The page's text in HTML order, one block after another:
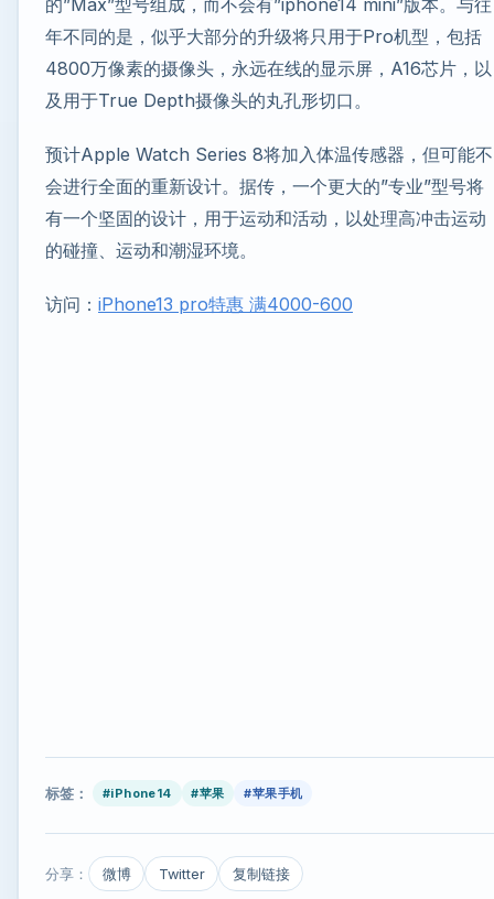
年不同的是，似乎大部分的升级将只用于Pro机型，包括
4800万像素的摄像头，永远在线的显示屏，A16芯片，以
及用于True Depth摄像头的丸孔形切口。
预计Apple Watch Series 8将加入体温传感器，但可能不
会进行全面的重新设计。据传，一个更大的”专业”型号将
有一个坚固的设计，用于运动和活动，以处理高冲击运动
的碰撞、运动和潮湿环境。
访问： iPhone13 pro特惠 满4000-600
标签： #iPhone14 #苹果 #苹果手机
分享： 微博 Twitter 复制链接